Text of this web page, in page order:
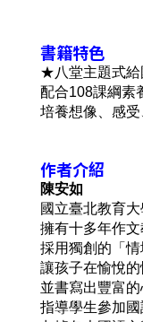
書籍特色
★八堂主題式給
配合108課綱素
培養想像、感受
作者介紹
陳安如
國立臺北教育
擁有十多年作
採用獨創的「情
讓孩子在愉悅的
並書寫出豐富
指導學生參加國